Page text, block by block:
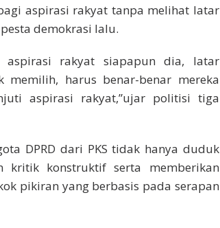
aspirasi rakyat tanpa melihat latar
demokrasi lalu.
aspirasi rakyat siapapun dia, latar
harus benar-benar mereka
aspirasi rakyat,”ujar politisi tiga
DPRD dari PKS tidak hanya duduk
kritik konstruktif serta memberikan
pikiran yang berbasis pada serapan